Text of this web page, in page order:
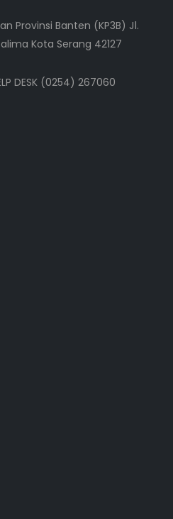
Provinsi Banten (KP3B) Jl.
Kota Serang 42127
DESK (0254) 267060